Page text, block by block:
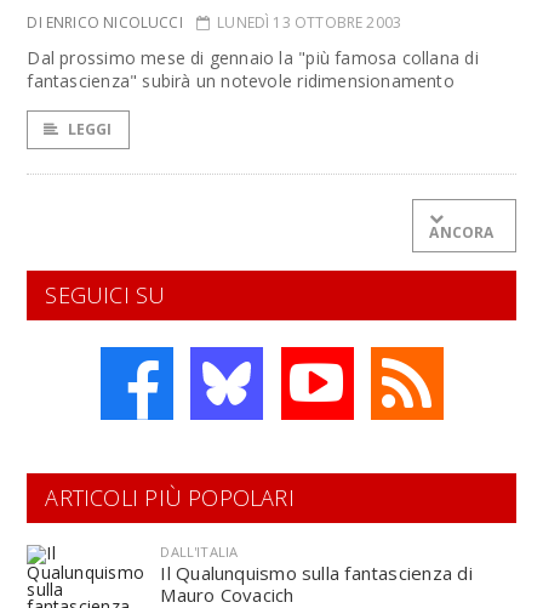
DI ENRICO NICOLUCCI LUNEDÌ 13 OTTOBRE 2003
Dal prossimo mese di gennaio la "più famosa collana di
fantascienza" subirà un notevole ridimensionamento
LEGGI
ANCORA
SEGUICI SU
ARTICOLI PIÙ POPOLARI
DALL'ITALIA
Il Qualunquismo sulla fantascienza di
Mauro Covacich